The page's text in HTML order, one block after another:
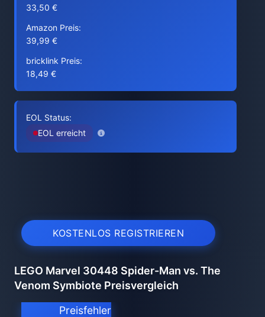
33,50 €
Amazon Preis:
39,99 €
bricklink Preis:
18,49 €
EOL Status:
EOL erreicht
KOSTENLOS REGISTRIEREN
LEGO Marvel 30448 Spider-Man vs. The
Venom Symbiote Preisvergleich
Preisfehler